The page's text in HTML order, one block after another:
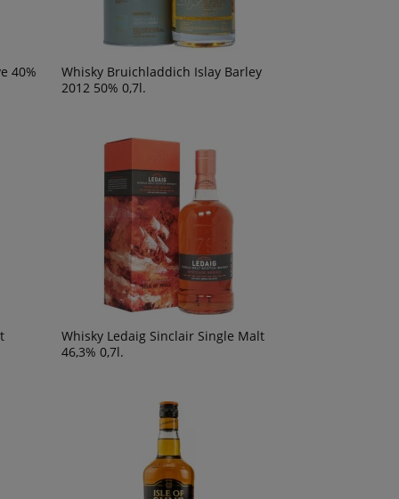
40%
Whisky Bruichladdich Islay Barley
2012 50% 0,7l.
Whisky Ledaig Sinclair Single Malt
46,3% 0,7l.